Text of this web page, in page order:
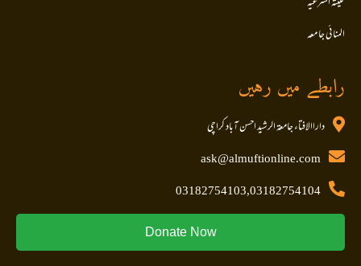
المنا ئی جا معہ
رابطے میں رہیں
داراالافتاء جامعۃ الرشید احسن آباد کراچی
ask@almuftionline.com
03182754103,03182754104
Donate Now